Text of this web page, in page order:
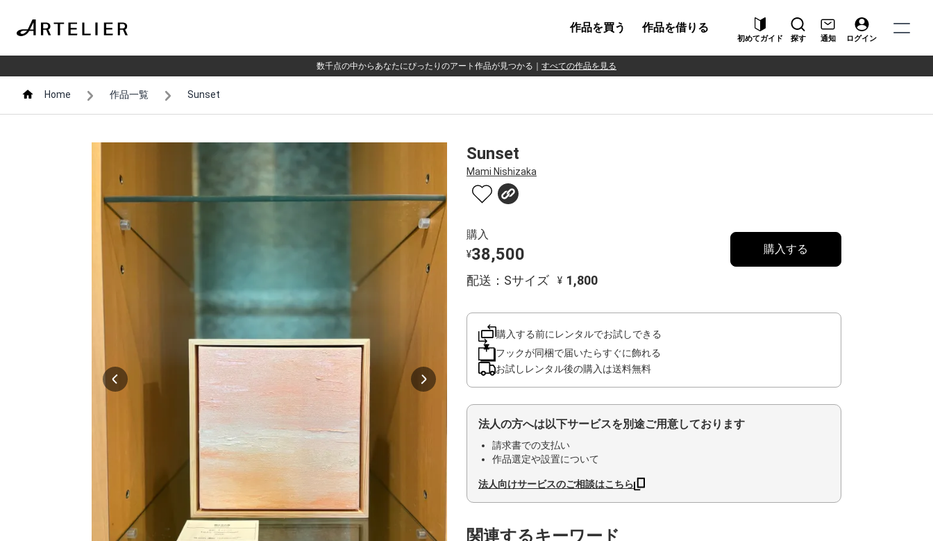
作品を買う 作品を借りる
初めてガイド 探す 通知 ログイン
数千点の中からあなたにぴったりのアート作品が見つかる すべての作品を見る
Home 作品一覧 Sunset
Sunset
Mami Nishizaka
購入
¥38,500
配送：Sサイズ ¥ 1,800
購入する
購入する前にレンタルでお試しできる
フックが同梱で届いたらすぐに飾れる
お試しレンタル後の購入は送料無料
法人の方へは以下サービスを別途ご用意しております
請求書での支払い
作品選定や設置について
法人向けサービスのご相談はこちら
関連するキーワード